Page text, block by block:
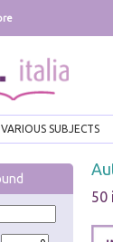
VARIOUS SUBJECTS
50